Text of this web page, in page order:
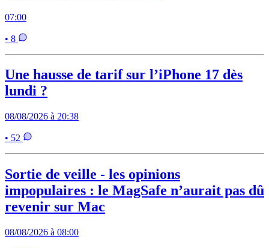
07:00
• 8
Une hausse de tarif sur l’iPhone 17 dès
lundi ?
08/08/2026 à 20:38
• 52
Sortie de veille - les opinions
impopulaires : le MagSafe n’aurait pas dû
revenir sur Mac
08/08/2026 à 08:00